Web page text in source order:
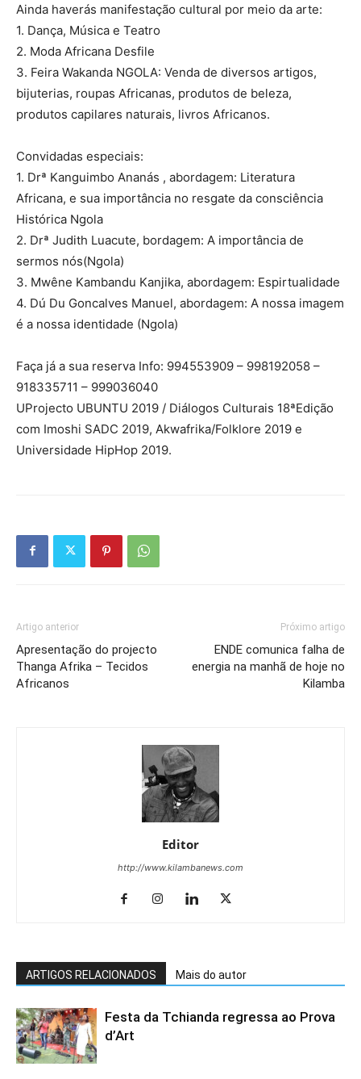
Ainda haverás manifestação cultural por meio da arte:
1. Dança, Música e Teatro
2. Moda Africana Desfile
3. Feira Wakanda NGOLA: Venda de diversos artigos,
bijuterias, roupas Africanas, produtos de beleza,
produtos capilares naturais, livros Africanos.
Convidadas especiais:
1. Drª Kanguimbo Ananás , abordagem: Literatura
Africana, e sua importância no resgate da consciência
Histórica Ngola
2. Drª Judith Luacute, bordagem: A importância de
sermos nós(Ngola)
3. Mwêne Kambandu Kanjika, abordagem: Espirtualidade
4. Dú Du Goncalves Manuel, abordagem: A nossa imagem
é a nossa identidade (Ngola)
Faça já a sua reserva Info: 994553909 – 998192058 –
918335711 – 999036040
UProjecto UBUNTU 2019 / Diálogos Culturais 18ªEdição
com Imoshi SADC 2019, Akwafrika/Folklore 2019 e
Universidade HipHop 2019.
Artigo anterior
Apresentação do projecto
Thanga Afrika – Tecidos
Africanos
Próximo artigo
ENDE comunica falha de
energia na manhã de hoje no
Kilamba
Editor
http://www.kilambanews.com
ARTIGOS RELACIONADOS Mais do autor
Festa da Tchianda regressa ao Prova
d’Art